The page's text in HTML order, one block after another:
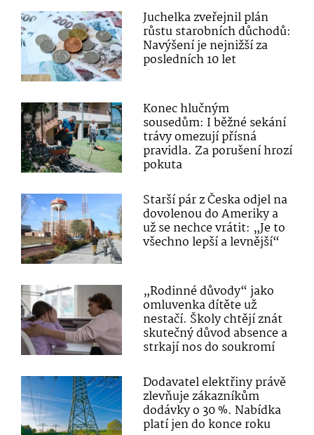
Juchelka zveřejnil plán
růstu starobních důchodů:
Navýšení je nejnižší za
posledních 10 let
Konec hlučným
sousedům: I běžné sekání
trávy omezují přísná
pravidla. Za porušení hrozí
pokuta
Starší pár z Česka odjel na
dovolenou do Ameriky a
už se nechce vrátit: „Je to
všechno lepší a levnější“
„Rodinné důvody“ jako
omluvenka dítěte už
nestačí. Školy chtějí znát
skutečný důvod absence a
strkají nos do soukromí
Dodavatel elektřiny právě
zlevňuje zákazníkům
dodávky o 30 %. Nabídka
platí jen do konce roku